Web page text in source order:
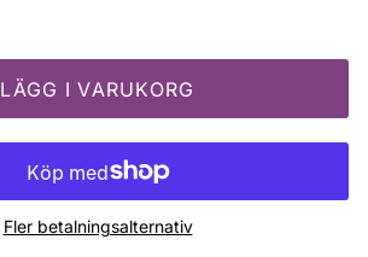
LÄGG I VARUKORG
Fler betalningsalternativ